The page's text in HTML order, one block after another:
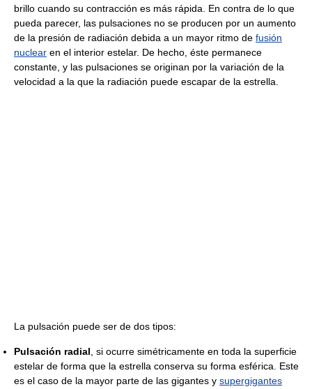
brillo cuando su contracción es más rápida. En contra de lo que
pueda parecer, las pulsaciones no se producen por un aumento
de la presión de radiación debida a un mayor ritmo de fusión
nuclear en el interior estelar. De hecho, éste permanece
constante, y las pulsaciones se originan por la variación de la
velocidad a la que la radiación puede escapar de la estrella.
La pulsación puede ser de dos tipos:
Pulsación radial , si ocurre simétricamente en toda la superficie
estelar de forma que la estrella conserva su forma esférica. Este
es el caso de la mayor parte de las gigantes y supergigantes